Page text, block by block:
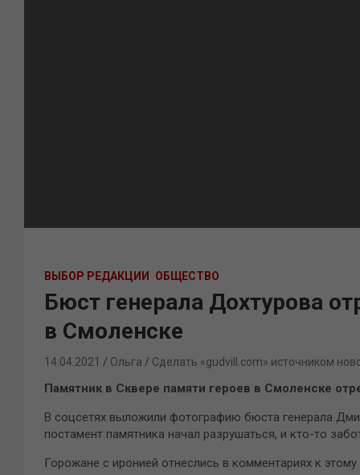
ВЫБОР РЕДАКЦИИ ОБЩЕСТВО
Бюст генерала Дохтурова
в Смоленске
14.04.2021 Ольга Сделать «gudvill.com» источником
Памятник в Сквере памяти героев в Смоленске
В соцсетях выложили фотографию бюста генерала
постамент памятника начал разрушаться, и кто-то
Горожане с иронией отнеслись в комментариях к